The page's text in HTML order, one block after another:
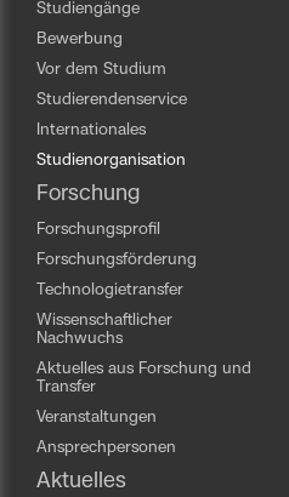
Studiengänge
Bewerbung
Vor dem Studium
Studierendenservice
Internationales
Studienorganisation
Forschung
Forschungsprofil
Forschungsförderung
Technologietransfer
Wissenschaftlicher
Nachwuchs
Aktuelles aus Forschung und
Transfer
Veranstaltungen
Ansprechpersonen
Aktuelles